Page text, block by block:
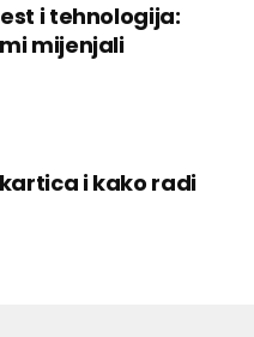
i tehnologija:
mijenjali
kartica i kako radi